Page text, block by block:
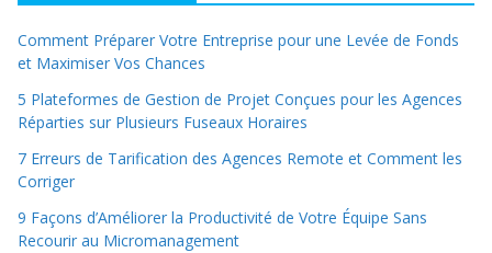
Comment Préparer Votre Entreprise pour une Levée de Fonds
et Maximiser Vos Chances
5 Plateformes de Gestion de Projet Conçues pour les Agences
Réparties sur Plusieurs Fuseaux Horaires
7 Erreurs de Tarification des Agences Remote et Comment les
Corriger
9 Façons d’Améliorer la Productivité de Votre Équipe Sans
Recourir au Micromanagement